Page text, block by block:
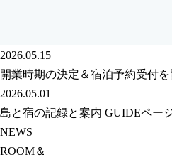
2026.05.15
開業時期の決定＆宿泊予約受付を
2026.05.01
島と宿の記録と案内 GUIDEペー
NEWS
ROOM＆